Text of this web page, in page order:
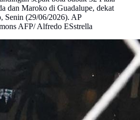
dan Maroko di Guadalupe, dekat
Senin (29/06/2026). AP
AFP/ Alfredo ESstrella